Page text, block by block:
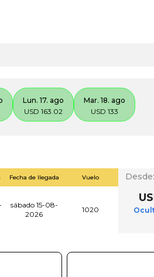
Lun. 17. ago
USD 163.02
Mar. 18. ago
USD 133
Fecha de llegada Vuelo
sábado 15-08-
2026
1020
Desde: